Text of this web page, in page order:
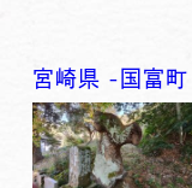
宮崎県 - 国富町